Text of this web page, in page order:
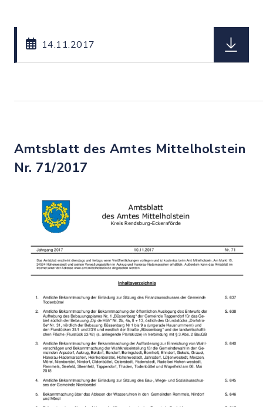
14.11.2017
Amtsblatt des Amtes Mittelholstein
Nr. 71/2017